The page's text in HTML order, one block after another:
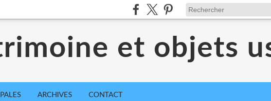
et objets
ARCHIVES CONTACT